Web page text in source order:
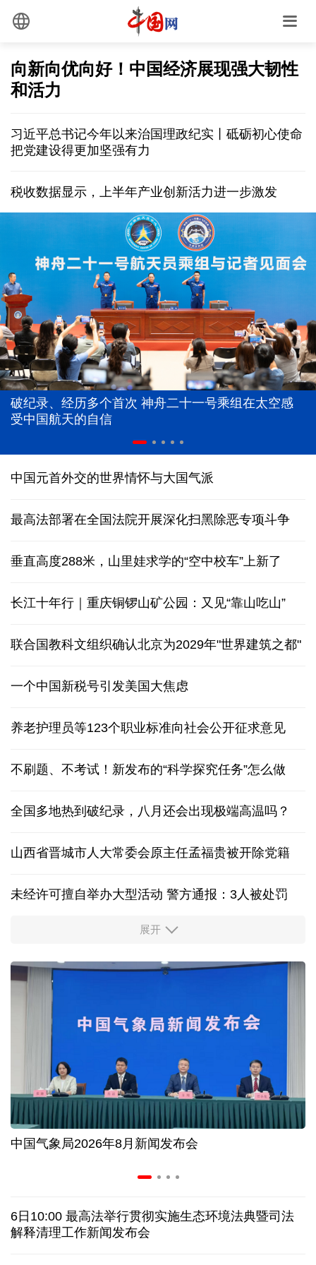
向新向优向好！中国经济展现强大韧性
和活力
习近平总书记今年以来治国理政纪实丨砥砺初心使命
把党建设得更加坚强有力
税收数据显示，上半年产业创新活力进一步激发
破纪录、经历多个首次 神舟二十一号乘组在太空感
受中国航天的自信
中国元首外交的世界情怀与大国气派
最高法部署在全国法院开展深化扫黑除恶专项斗争
垂直高度288米，山里娃求学的“空中校车”上新了
长江十年行｜重庆铜锣山矿公园：又见“靠山吃山”
联合国教科文组织确认北京为2029年"世界建筑之都"
一个中国新税号引发美国大焦虑
养老护理员等123个职业标准向社会公开征求意见
不刷题、不考试！新发布的“科学探究任务”怎么做
全国多地热到破纪录，八月还会出现极端高温吗？
山西省晋城市人大常委会原主任孟福贵被开除党籍
未经许可擅自举办大型活动 警方通报：3人被处罚
中国多地出台带薪休假新政 释放消费潜力
入境游火热 前7月北京离境退税各项数据均创新高
我国自阿根廷进口的牛肉已达到规定数量的50%
上半年我国黄金消费量511.412吨，同比增长1.23%
AI客服承诺不实、人工客服接入困难 中消协回应
数据有了“身份证” 我国正稳步推进数据产权登记
白宫否认特朗普与赫格塞思因弹药库存短缺发生争执
展开
中国气象局2026年8月新闻发布会
6日10:00 最高法举行贯彻实施生态环境法典暨司法
解释清理工作新闻发布会